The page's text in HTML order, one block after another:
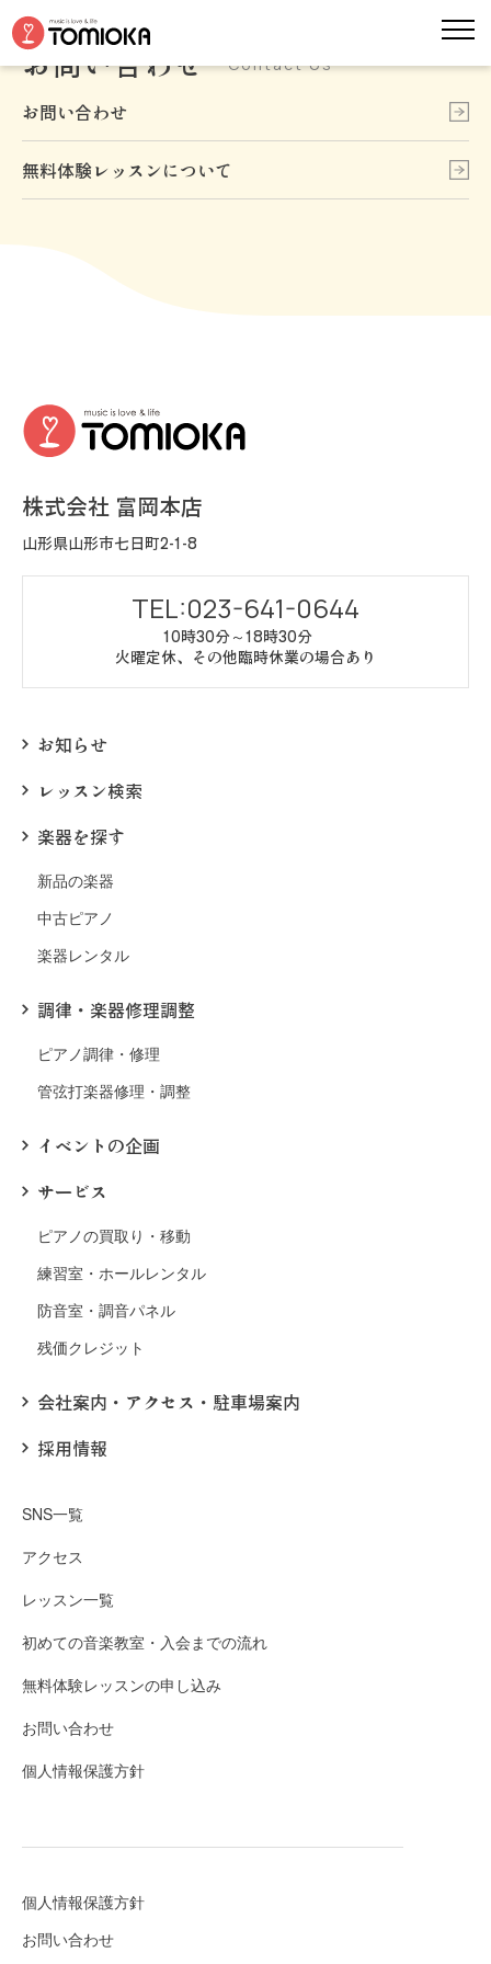
お問い合わせ Contact Us
お問い合わせ
無料体験レッスンについて
株式会社 富岡本店
山形県山形市七日町2-1-8
TEL:023-641-0644
10時30分～18時30分
火曜定休、その他臨時休業の場合あり
お知らせ
レッスン検索
楽器を探す
新品の楽器
中古ピアノ
楽器レンタル
調律・楽器修理調整
ピアノ調律・修理
管弦打楽器修理・調整
イベントの企画
サービス
ピアノの買取り・移動
練習室・ホールレンタル
防音室・調音パネル
残価クレジット
会社案内・アクセス・駐車場案内
採用情報
SNS一覧
アクセス
レッスン一覧
初めての音楽教室・入会までの流れ
無料体験レッスンの申し込み
お問い合わせ
個人情報保護方針
個人情報保護方針
お問い合わせ